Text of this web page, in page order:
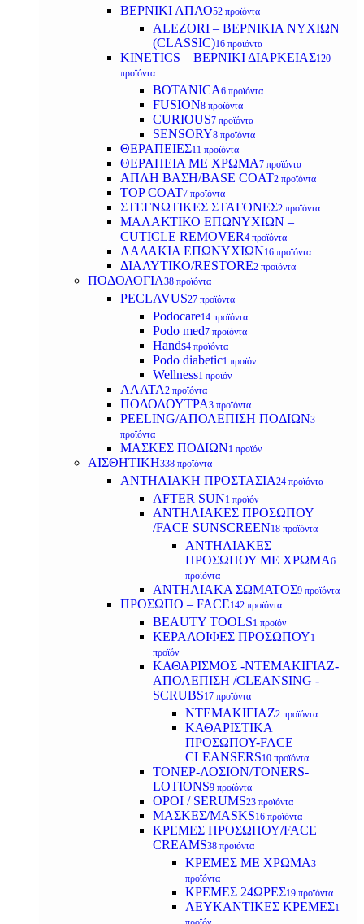
ΒΕΡΝΙΚΙ ΑΠΛΟ52 προϊόντα
ALEZORI – ΒΕΡΝΙΚΙΑ ΝΥΧΙΩΝ
(CLASSIC)16 προϊόντα
KINETICS – ΒΕΡΝΙΚΙ ΔΙΑΡΚΕΙΑΣ120
προϊόντα
BOTANICA6 προϊόντα
FUSION8 προϊόντα
CURIOUS7 προϊόντα
SENSORY8 προϊόντα
ΘΕΡΑΠΕΙΕΣ11 προϊόντα
ΘΕΡΑΠΕΙΑ ΜΕ ΧΡΩΜΑ7 προϊόντα
ΑΠΛΗ ΒΑΣΗ/BASE COAT2 προϊόντα
TOP COAT7 προϊόντα
ΣΤΕΓΝΩΤΙΚΕΣ ΣΤΑΓΟΝΕΣ2 προϊόντα
ΜΑΛΑΚΤΙΚΟ ΕΠΩΝΥΧΙΩΝ –
CUTICLE REMOVER4 προϊόντα
ΛΑΔΑΚΙΑ ΕΠΩΝΥΧΙΩΝ16 προϊόντα
ΔΙΑΛΥΤΙΚΟ/RESTORE2 προϊόντα
ΠΟΔΟΛΟΓΙΑ38 προϊόντα
PECLAVUS27 προϊόντα
Podocare14 προϊόντα
Podo med7 προϊόντα
Hands4 προϊόντα
Podo diabetic1 προϊόν
Wellness1 προϊόν
ΑΛΑΤΑ2 προϊόντα
ΠΟΔΟΛΟΥΤΡΑ3 προϊόντα
PEELING/ΑΠΟΛΕΠΙΣΗ ΠΟΔΙΩΝ3
προϊόντα
ΜΑΣΚΕΣ ΠΟΔΙΩΝ1 προϊόν
ΑΙΣΘΗΤΙΚΗ338 προϊόντα
ΑΝΤΗΛΙΑΚΗ ΠΡΟΣΤΑΣΙΑ24 προϊόντα
AFTER SUN1 προϊόν
ΑΝΤΗΛΙΑΚΕΣ ΠΡΟΣΩΠΟΥ
/FACE SUNSCREEN18 προϊόντα
ΑΝΤΗΛΙΑΚΕΣ
ΠΡΟΣΩΠΟΥ ΜΕ ΧΡΩΜΑ6
προϊόντα
ΑΝΤΗΛΙΑΚΑ ΣΩΜΑΤΟΣ9 προϊόντα
ΠΡΟΣΩΠΟ – FACE142 προϊόντα
BEAUTY TOOLS1 προϊόν
ΚΕΡΑΛΟΙΦΕΣ ΠΡΟΣΩΠΟΥ1
προϊόν
ΚΑΘΑΡΙΣΜΟΣ -ΝΤΕΜΑΚΙΓΙΑΖ-
ΑΠΟΛΕΠΙΣΗ /CLEANSING -
SCRUBS17 προϊόντα
ΝΤΕΜΑΚΙΓΙΑΖ2 προϊόντα
ΚΑΘΑΡΙΣΤΙΚΑ
ΠΡΟΣΩΠΟΥ-FACE
CLEANSERS10 προϊόντα
ΤΟΝΕΡ-ΛΟΣΙΟΝ/TONERS-
LOTIONS9 προϊόντα
ΟΡΟΙ / SERUMS23 προϊόντα
ΜΑΣΚΕΣ/MASKS16 προϊόντα
ΚΡΕΜΕΣ ΠΡΟΣΩΠΟΥ/FACE
CREAMS38 προϊόντα
ΚΡΕΜΕΣ ΜΕ ΧΡΩΜΑ3
προϊόντα
ΚΡΕΜΕΣ 24ΩΡΕΣ19 προϊόντα
ΛΕΥΚΑΝΤΙΚΕΣ ΚΡΕΜΕΣ1